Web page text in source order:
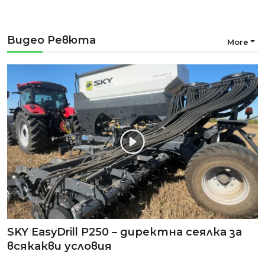
Видео Ревюта More
SKY EasyDrill P250 – директна сеялка за
всякакви условия